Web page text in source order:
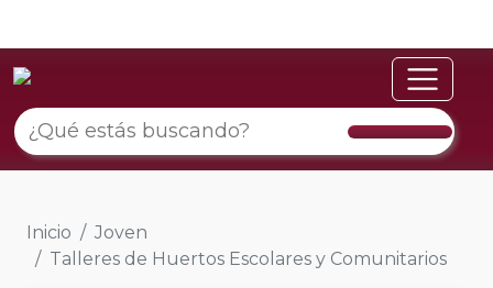
Inicio
Joven
Talleres de Huertos Escolares y Comunitarios